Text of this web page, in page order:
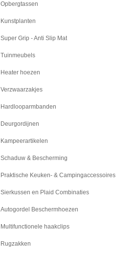
Opbergtassen
Kunstplanten
Super Grip - Anti Slip Mat
Tuinmeubels
Heater hoezen
Verzwaarzakjes
Hardlooparmbanden
Deurgordijnen
Kampeerartikelen
Schaduw & Bescherming
Praktische Keuken- & Campingaccessoires
Sierkussen en Plaid Combinaties
Autogordel Beschermhoezen
Multifunctionele haakclips
Rugzakken